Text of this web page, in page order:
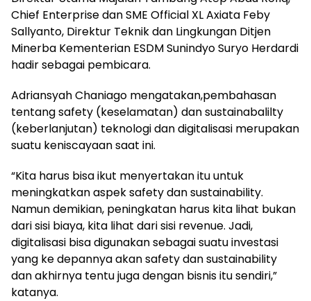
Chief Enterprise dan SME Official XL Axiata Feby
Sallyanto, Direktur Teknik dan Lingkungan Ditjen
Minerba Kementerian ESDM Sunindyo Suryo Herdardi
hadir sebagai pembicara.
Adriansyah Chaniago mengatakan,pembahasan
tentang safety (keselamatan) dan sustainabalilty
(keberlanjutan) teknologi dan digitalisasi merupakan
suatu keniscayaan saat ini.
“Kita harus bisa ikut menyertakan itu untuk
meningkatkan aspek safety dan sustainability.
Namun demikian, peningkatan harus kita lihat bukan
dari sisi biaya, kita lihat dari sisi revenue. Jadi,
digitalisasi bisa digunakan sebagai suatu investasi
yang ke depannya akan safety dan sustainability
dan akhirnya tentu juga dengan bisnis itu sendiri,”
katanya.